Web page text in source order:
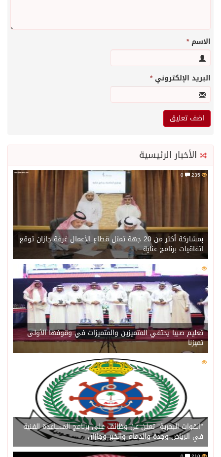
الاسم*
البريد الإلكتروني*
الأخبار الرئيسية
235
بمشاركة أكثر من 20 جهة تمثل قطاع الأعمال غرفة جازان توقع
اتفاقيات برنامج عناية
218
تعليم صبيا يحتفي المتميزين والمتميزات في وقوفها الأولى
تميزنا
211
“القوات البحرية” تعلن عن وظائف على برنامج المساعدة الفنية
في الرياض وجدة والدمام والخبر وجازان